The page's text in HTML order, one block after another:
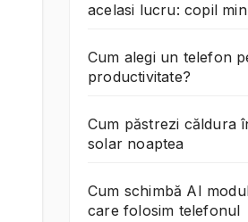
acelasi lucru: copil
Cum alegi un telefon
productivitate?
Cum păstrezi căldura
solar noaptea
Cum schimbă AI
care folosim telefonul